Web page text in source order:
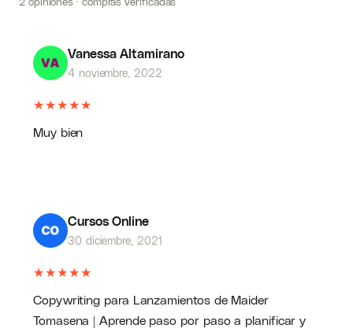
Vanessa Altamirano
4 noviembre, 2022
★★★★★
Muy bien
Cursos Online
30 diciembre, 2021
★★★★★
Copywriting para Lanzamientos de Maider
Tomasena | Aprende paso por paso a planificar y